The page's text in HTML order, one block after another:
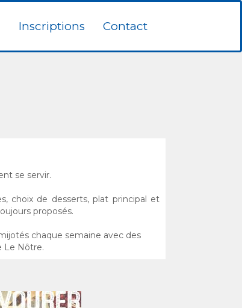
Inscriptions Contact
se servir.
choix de desserts, plat principal et
proposés.
chaque semaine avec des
Le Nôtre.